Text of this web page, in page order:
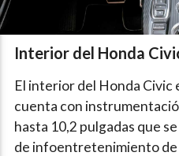
Interior del Honda
El interior del Honda Civic
cuenta con
hasta 10,2 pulgadas que
de infoentretenimiento de